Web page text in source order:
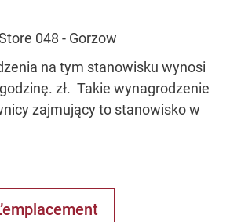
048 - Gorzow
na tym stanowisku wynosi
zł. Takie wynagrodzenie
zajmujący to stanowisko w